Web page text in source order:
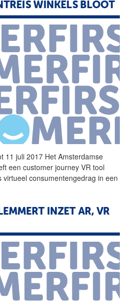
WINKELS BLOOT
11 juli 2017 Het Amsterdamse
een customer journey VR tool
consumentengedrag in een
INZET AR, VR